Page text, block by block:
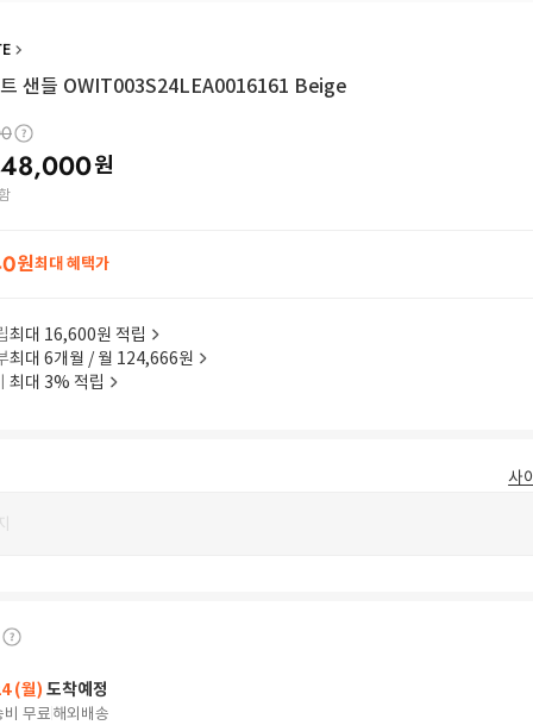
샌들 OWIT003S24LEA0016161 Beige
원
원최대 혜택가
최대 16,600원 적립
최대 6개월 / 월 124,666원
최대 3% 적립
사
(월) 도착예정
비 무료해외배송